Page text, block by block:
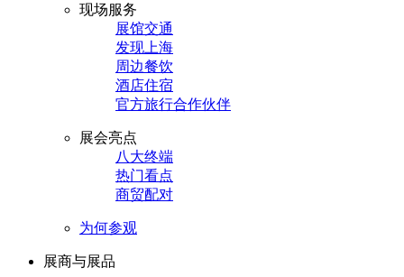
现场服务
展馆交通
发现上海
周边餐饮
酒店住宿
官方旅行合作伙伴
展会亮点
八大终端
热门看点
商贸配对
为何参观
展商与展品